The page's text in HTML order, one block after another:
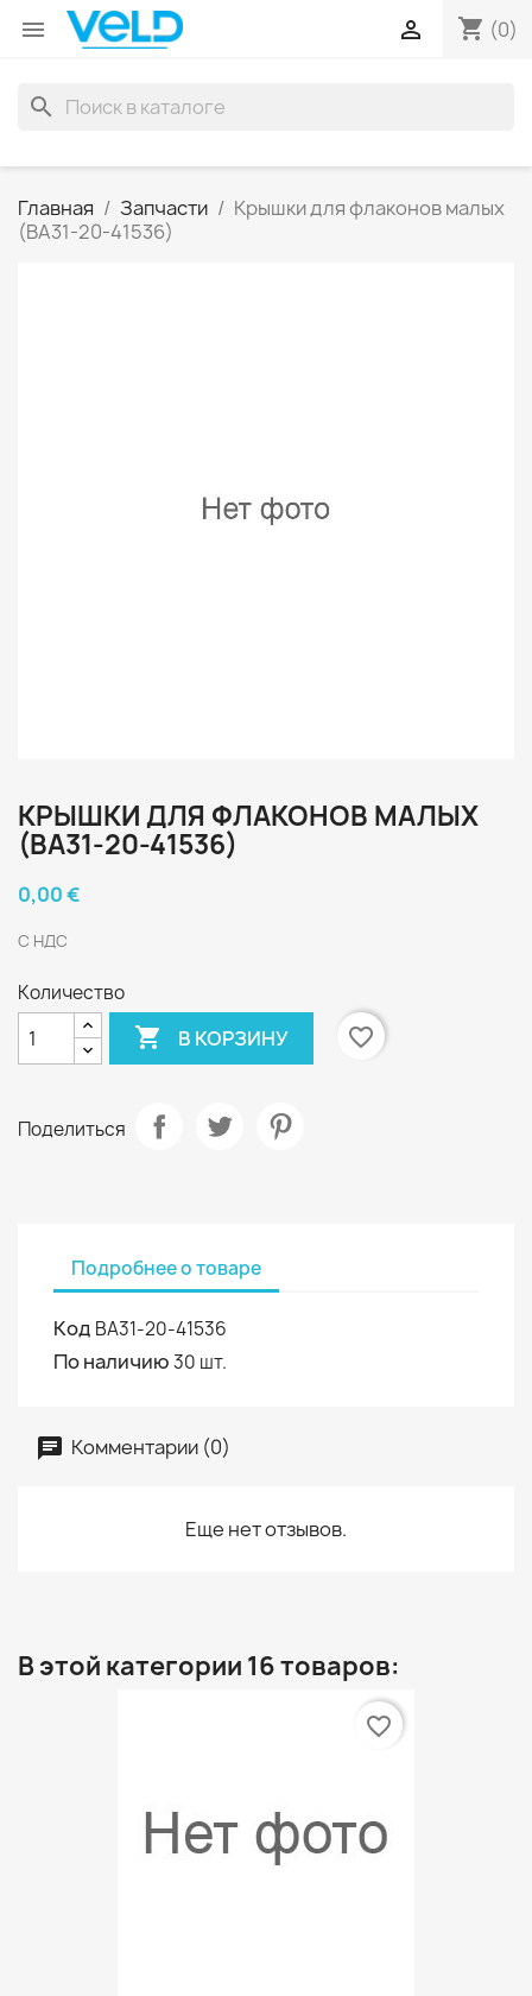
 shopping_cart (0)

search
Главная Запчасти
Крышки для флаконов малых
(ВА31-20-41536)
КРЫШКИ ДЛЯ ФЛАКОНОВ МАЛЫХ
(ВА31-20-41536)
0,00 €
С НДС
Количество
 В КОРЗИНУ favorite_border
Поделиться
Подробнее о товаре
Код ВА31-20-41536
По наличию30 шт.
Комментарии (0)
Еще нет отзывов.
В этой категории 16 товаров:
favorite_border